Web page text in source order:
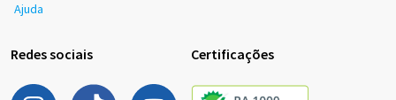
Ajuda
Redes sociais Certificações